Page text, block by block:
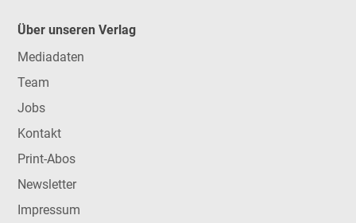
Über unseren Verlag
Mediadaten
Team
Jobs
Kontakt
Print-Abos
Newsletter
Impressum